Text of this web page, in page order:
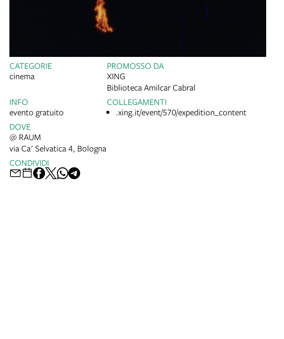
CATEGORIE
cinema
PROMOSSO DA
XING
Biblioteca Amilcar Cabral
INFO
evento gratuito
COLLEGAMENTI
.xing.it/event/570/expedition_content
DOVE
@ RAUM
via Ca' Selvatica 4, Bologna
CONDIVIDI